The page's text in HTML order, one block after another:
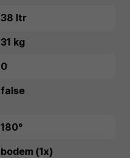
38 ltr
31 kg
0
false
180°
bodem (1x)